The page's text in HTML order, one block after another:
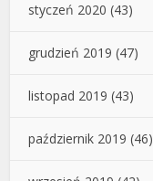
styczeń 2020 (43)
grudzień 2019 (47)
listopad 2019 (43)
październik 2019 (46)